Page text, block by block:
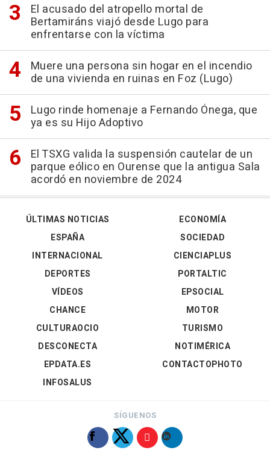
El acusado del atropello mortal de
Bertamiráns viajó desde Lugo para
enfrentarse con la víctima
Muere una persona sin hogar en el incendio
de una vivienda en ruinas en Foz (Lugo)
Lugo rinde homenaje a Fernando Ónega, que
ya es su Hijo Adoptivo
El TSXG valida la suspensión cautelar de un
parque eólico en Ourense que la antigua Sala
acordó en noviembre de 2024
ÚLTIMAS NOTICIAS
ESPAÑA
INTERNACIONAL
DEPORTES
VÍDEOS
ECONOMÍA
SOCIEDAD
CIENCIAPLUS
PORTALTIC
EPSOCIAL
CHANCE
CULTURAOCIO
DESCONECTA
EPDATA.ES
INFOSALUS
MOTOR
TURISMO
NOTIMÉRICA
CONTACTOPHOTO
SÍGUENOS